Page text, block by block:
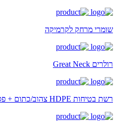
שומרי מרחק לקרמיקה
רולרים Great Neck
רשת בטיחות HDPE צהוב/כתום + פסי חיזוק (גליל 50 מ"א)